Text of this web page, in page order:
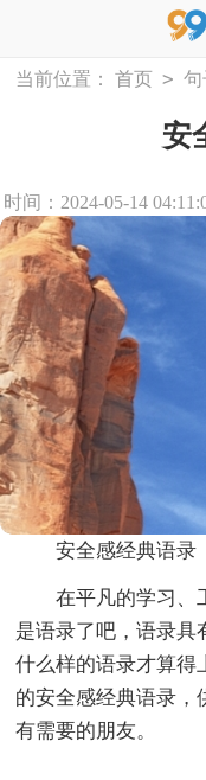
当前位置： 首页 > 句
安
时间：2024-05-14
安全感经典语录
在平凡的学习、
是语录了吧，语录具
什么样的语录才算得
的安全感经典语录，
有需要的朋友。